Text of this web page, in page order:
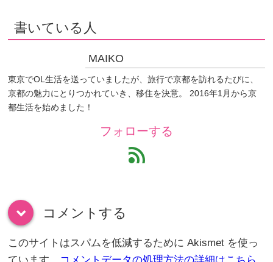
書いている人
MAIKO
東京でOL生活を送っていましたが、旅行で京都を訪れるたびに、
京都の魅力にとりつかれていき、移住を決意。 2016年1月から京
都生活を始めました！
フォローする
feed
down コメントする
このサイトはスパムを低減するために Akismet を使っ